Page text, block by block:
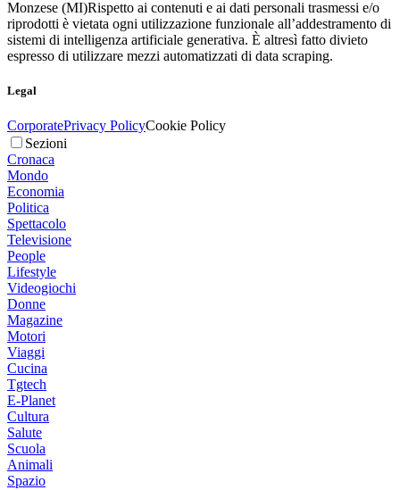
Monzese (MI)Rispetto ai contenuti e ai dati personali trasmessi e/o
riprodotti è vietata ogni utilizzazione funzionale all’addestramento di
sistemi di intelligenza artificiale generativa. È altresì fatto divieto
espresso di utilizzare mezzi automatizzati di data scraping.
Legal
CorporatePrivacy PolicyCookie Policy
Sezioni
Cronaca
Mondo
Economia
Politica
Spettacolo
Televisione
People
Lifestyle
Videogiochi
Donne
Magazine
Motori
Viaggi
Cucina
Tgtech
E-Planet
Cultura
Salute
Scuola
Animali
Spazio